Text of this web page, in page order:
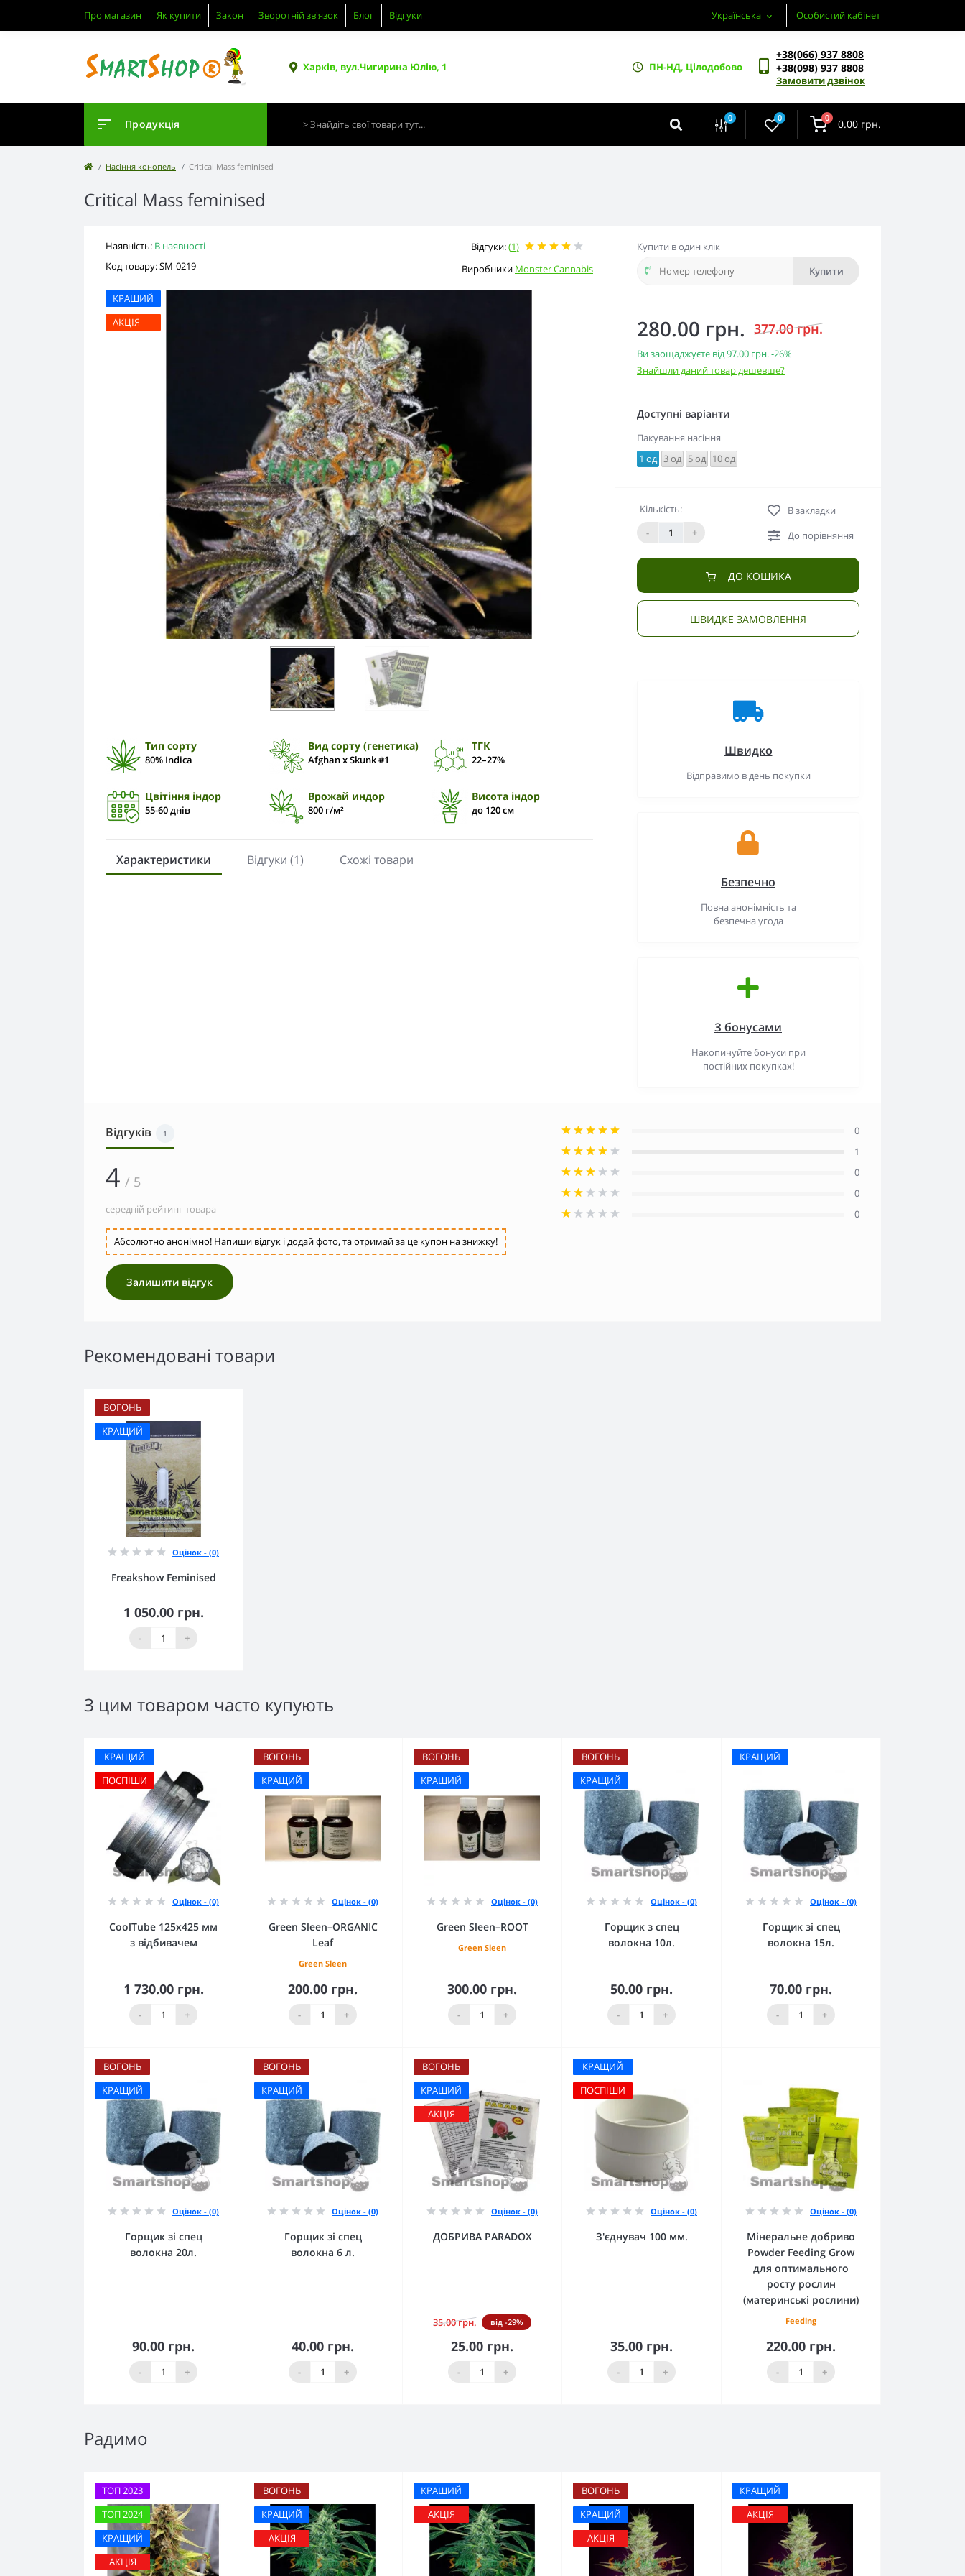
Про магазин Як купити Закон Зворотній зв'язок Блог Відгуки Українська Особистий кабінет
Харків, вул.Чигирина Юлію, 1 ПН-НД, Цілодобово
+38(066) 937 8808
+38(098) 937 8808
Замовити дзвінок
Продукція 0 0 0 0.00 грн.
Насіння конопель Critical Mass feminised
Critical Mass feminised
Наявність: В наявності
Код товару: SM-0219
Відгуки:(1)
Виробники Monster Cannabis
КРАЩИЙ
АКЦІЯ
Тип сорту
80% Indica
Вид сорту (генетика)
Afghan x Skunk #1
ТГК
22–27%
Цвітіння індор
55-60 днів
Врожай индор
800 г/м²
Висота індор
до 120 см
Характеристики Відгуки (1) Схожі товари
Купити в один клік
Купити
280.00 грн. 377.00 грн.
Ви заощаджуєте від97.00 грн.-26%
Знайшли даний товар дешевше?
Доступні варіанти
Пакування насіння
1 од 3 од 5 од 10 од
Кількість:
-
+
В закладки
До порівняння
ДО КОШИКА
ШВИДКЕ ЗАМОВЛЕННЯ
Швидко
Відправимо в день покупки
Безпечно
Повна анонімність та
безпечна угода
З бонусами
Накопичуйте бонуси при
постійних покупках!
Відгуків 1
4 / 5
середній рейтинг товара
Абсолютно анонімно! Напиши відгук і додай фото, та отримай за це купон на знижку!
Залишити відгук
0
1
0
0
0
Рекомендовані товари
ВОГОНЬ
КРАЩИЙ
Оцінок - (0)
Freakshow Feminised
1 050.00 грн.
- +
Немає в наявності
З цим товаром часто купують
КРАЩИЙ
ПОСПІШИ
Оцінок - (0)
CoolTube 125х425 мм
з відбивачем
1 730.00 грн.
- +
До кошика
ВОГОНЬ
КРАЩИЙ
Оцінок - (0)
Green Sleen–ORGANIC
Leaf
Green Sleen
200.00 грн.
- +
До кошика
ВОГОНЬ
КРАЩИЙ
Оцінок - (0)
Green Sleen–ROOT
Green Sleen
300.00 грн.
- +
До кошика
ВОГОНЬ
КРАЩИЙ
Оцінок - (0)
Горщик з спец
волокна 10л.
50.00 грн.
- +
До кошика
КРАЩИЙ
Оцінок - (0)
Горщик зі спец
волокна 15л.
70.00 грн.
- +
До кошика
ВОГОНЬ
КРАЩИЙ
Оцінок - (0)
Горщик зі спец
волокна 20л.
90.00 грн.
- +
До кошика
ВОГОНЬ
КРАЩИЙ
Оцінок - (0)
Горщик зі спец
волокна 6 л.
40.00 грн.
- +
До кошика
ВОГОНЬ
КРАЩИЙ
АКЦІЯ
Оцінок - (0)
ДОБРИВА PARADOX
35.00 грн. від -29%
25.00 грн.
- +
До кошика
КРАЩИЙ
ПОСПІШИ
Оцінок - (0)
З'єднувач 100 мм.
35.00 грн.
- +
До кошика
Оцінок - (0)
Мінеральне добриво
Powder Feeding Grow
для оптимального
росту рослин
(материнські рослини)
Feeding
220.00 грн.
- +
До кошика
Радимо
ТОП 2023
ТОП 2024
КРАЩИЙ
АКЦІЯ
ВОГОНЬ
КРАЩИЙ
АКЦІЯ
КРАЩИЙ
АКЦІЯ
ВОГОНЬ
КРАЩИЙ
АКЦІЯ
КРАЩИЙ
АКЦІЯ